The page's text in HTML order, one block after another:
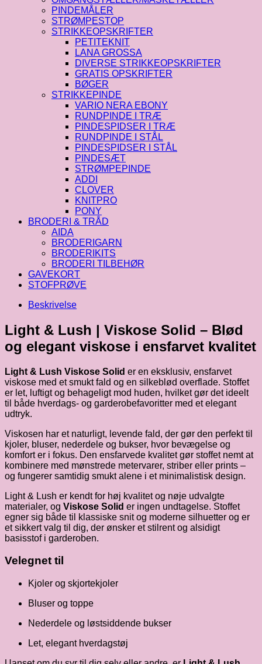
PINDEMÅLER
STRØMPESTOP
STRIKKEOPSKRIFTER
PETITEKNIT
LANA GROSSA
DIVERSE STRIKKEOPSKRIFTER
GRATIS OPSKRIFTER
BØGER
STRIKKEPINDE
VARIO NERA EBONY
RUNDPINDE I TRÆ
PINDESPIDSER I TRÆ
RUNDPINDE I STÅL
PINDESPIDSER I STÅL
PINDESÆT
STRØMPEPINDE
ADDI
CLOVER
KNITPRO
PONY
BRODERI & TRÅD
AIDA
BRODERIGARN
BRODERIKITS
BRODERI TILBEHØR
GAVEKORT
STOFPRØVE
Beskrivelse
Light & Lush | Viskose Solid – Blød
og elegant viskose i ensfarvet kvalitet
Light & Lush Viskose Solid er en eksklusiv, ensfarvet
viskose med et smukt fald og en silkeblød overflade. Stoffet
er let, luftigt og behageligt mod huden, hvilket gør det ideelt
til både hverdags- og garderobefavoritter med et elegant
udtryk.
Viskosen har et naturligt, levende fald, der gør den perfekt til
kjoler, bluser, nederdele og bukser, hvor bevægelse og
komfort er i fokus. Den ensfarvede kvalitet gør stoffet nemt at
kombinere med mønstrede metervarer, striber eller prints –
og fungerer samtidig smukt alene i et minimalistisk design.
Light & Lush er kendt for høj kvalitet og nøje udvalgte
materialer, og Viskose Solid er ingen undtagelse. Stoffet
egner sig både til klassiske snit og moderne silhuetter og er
et sikkert valg til dig, der ønsker et stilrent og alsidigt
basisstof i garderoben.
Velegnet til
Kjoler og skjortekjoler
Bluser og toppe
Nederdele og løstsiddende bukser
Let, elegant hverdagstøj